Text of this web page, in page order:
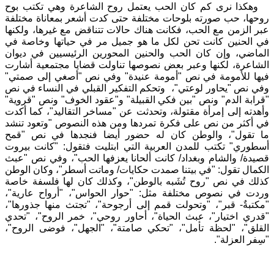
وهكذا نرى كم كان الحب يعتمل روح الشاعرة وهي تكتب بوح
روحها، حب صورته بلوحات مختلفة حتى كدت أشعر بمعاناة مختلفة
عبر الزمن مع الحب، فكانت هناك حالات تتناقض مع غيرها، ولكنها
في الحنين كانت تحن لكل ما هو جميل مر في حياتها وخاصة في
الماضي، وإن كان الحب والحنين المحورين الرئيسيين في ديوان
الشاعرة، لكنها وعبر بعض نصوصها تناولت قضايا مجتمعية أشارت
فيها للأمومة في نص "أمومة عنيدة" وفي نص "أصغي إلى صمتي"
وفي نص "يحاور لوعتي"، وتحكم التفكير القبلي في النساء في نص
"قرابة الدم" ونص "بين فكي القبيلة" و"عقود الخوف" ونص "قروية"
وأهدته إلى إمرأة مقتولة، وتحدثت عن "مساخر التقاليد"، كما أكدت
في أكثر من نص على فكرة تمردها ومن هذه النصوص "وتعود تنشد
ما تقول"، والوطن كان له حضور أيضا فنجدها في نص "قمح
أسطوري" تكتب للمدن العربية التي ابتليت فتقول: "كانت بيروت
قصيدة/ والشام وبغداد/ كانت ألحانا يعزفها الحب"، وفي نص "عبث
الكمال تقول: "في بيتنا صمدت حكايات/ وماتت أسطر"، وكان الوطن
كذلك في نص "روح تُشَبه بالوطن"، وكذلك كان لها فلسفة خاصة
وردت في نصوص مختلفة مثل: "حوار الحواس"، "أرواح عارية"،
"مكتبةٌ- قبر"، "وتحولت قمم إلى أرجوحة"، "تجتث منها جذورها"،
"قدري اختيار"، عبث الحياة"، أحاور روحي"، خمر الروح"، "تحدي
القلق"، "لحظة تأمل"، "تحكي صامتة"، "الجهل"، فوضى الروح"،
"سِفر العزلة".